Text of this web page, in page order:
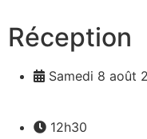
Réception
Samedi 8 août
12h30